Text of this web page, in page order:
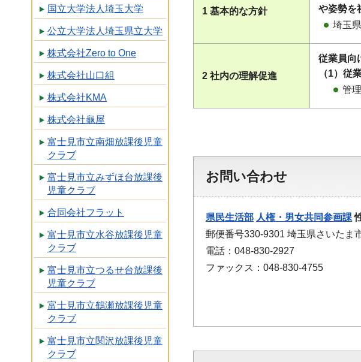
国立大学法人埼玉大学
公立大学法人埼玉県立大学
株式会社Zero to One
株式会社山口組
株式会社KMA
株式会社龜屋
富士見市立南畑放課後児童
クラブ
富士見市立みずほ台放課後
児童クラブ
合同会社フラット
富士見市立水谷放課後児童
クラブ
富士見市立つるせ台放課後
児童クラブ
富士見市立鶴瀬放課後児童
クラブ
富士見市立関沢放課後児童
クラブ
1 基本的な方針
や姿勢を
埼玉
2 社内の理解促進
従業員向
（1）従
管
お問い合わせ
県民生活部 人権・男女共同参画課
郵便番号330-9301 埼玉県さいたま
電話：048-830-2927
ファックス：048-830-4755